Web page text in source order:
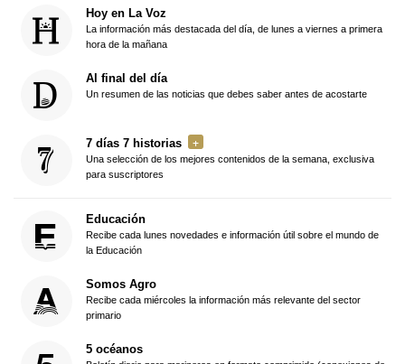
Hoy en La Voz
La información más destacada del día, de lunes a viernes a primera
hora de la mañana
Al final del día
Un resumen de las noticias que debes saber antes de acostarte
7 días 7 historias
Una selección de los mejores contenidos de la semana, exclusiva
para suscriptores
Educación
Recibe cada lunes novedades e información útil sobre el mundo de
la Educación
Somos Agro
Recibe cada miércoles la información más relevante del sector
primario
5 océanos